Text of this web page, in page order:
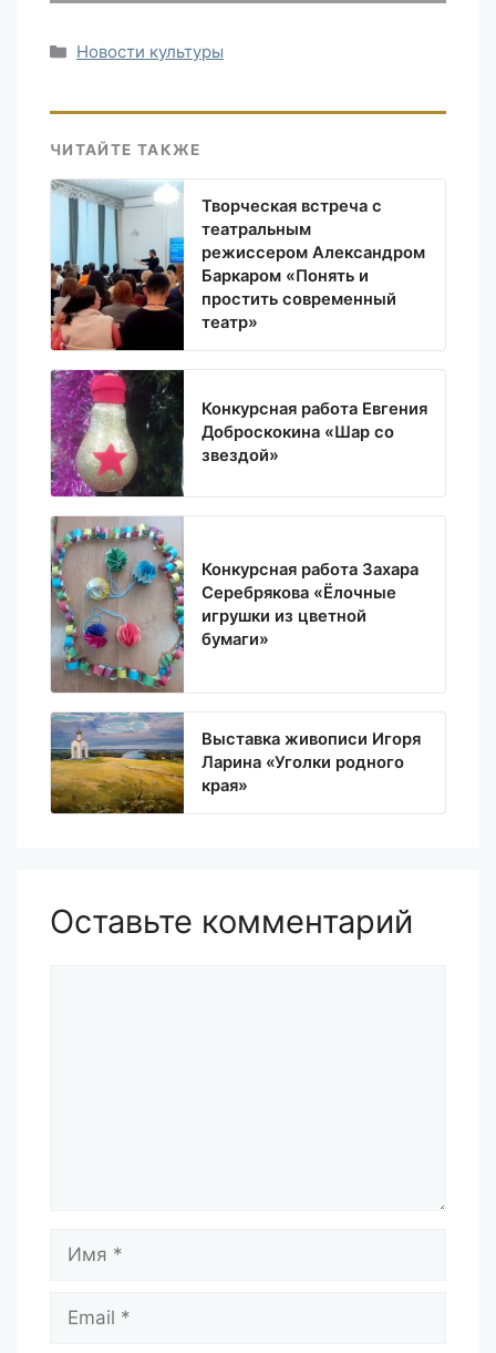
Рубрики
Новости культуры
ЧИТАЙТЕ ТАКЖЕ
Творческая встреча с
театральным
режиссером Александром
Баркаром «Понять и
простить современный
театр»
Конкурсная работа Евгения
Доброскокина «Шар со
звездой»
Конкурсная работа Захара
Серебрякова «Ёлочные
игрушки из цветной
бумаги»
Выставка живописи Игоря
Ларина «Уголки родного
края»
Оставьте комментарий